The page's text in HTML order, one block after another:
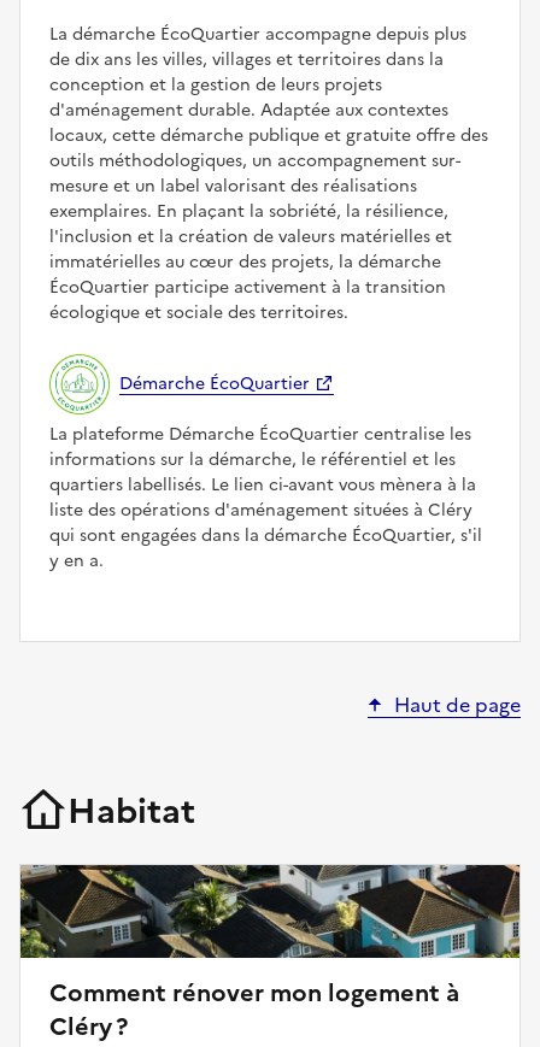
La démarche ÉcoQuartier accompagne depuis plus
de dix ans les villes, villages et territoires dans la
conception et la gestion de leurs projets
d'aménagement durable. Adaptée aux contextes
locaux, cette démarche publique et gratuite offre des
outils méthodologiques, un accompagnement sur-
mesure et un label valorisant des réalisations
exemplaires. En plaçant la sobriété, la résilience,
l'inclusion et la création de valeurs matérielles et
immatérielles au cœur des projets, la démarche
ÉcoQuartier participe activement à la transition
écologique et sociale des territoires.
Démarche ÉcoQuartier
La plateforme Démarche ÉcoQuartier centralise les
informations sur la démarche, le référentiel et les
quartiers labellisés. Le lien ci-avant vous mènera à la
liste des opérations d'aménagement situées à Cléry
qui sont engagées dans la démarche ÉcoQuartier, s'il
y en a.
Haut de page
Habitat
Comment rénover mon logement à
Cléry ?